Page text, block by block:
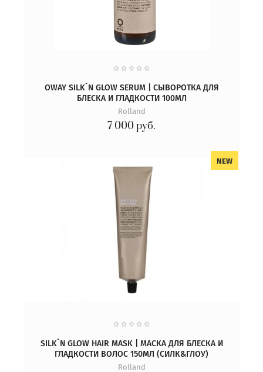
OWAY SILK´N GLOW SERUM | СЫВОРОТКА ДЛЯ
БЛЕСКА И ГЛАДКОСТИ 100МЛ
Rolland
7 000 руб.
NEW
SILK`N GLOW HAIR MASK | МАСКА ДЛЯ БЛЕСКА И
ГЛАДКОСТИ ВОЛОС 150МЛ (СИЛК&ГЛОУ)
Rolland